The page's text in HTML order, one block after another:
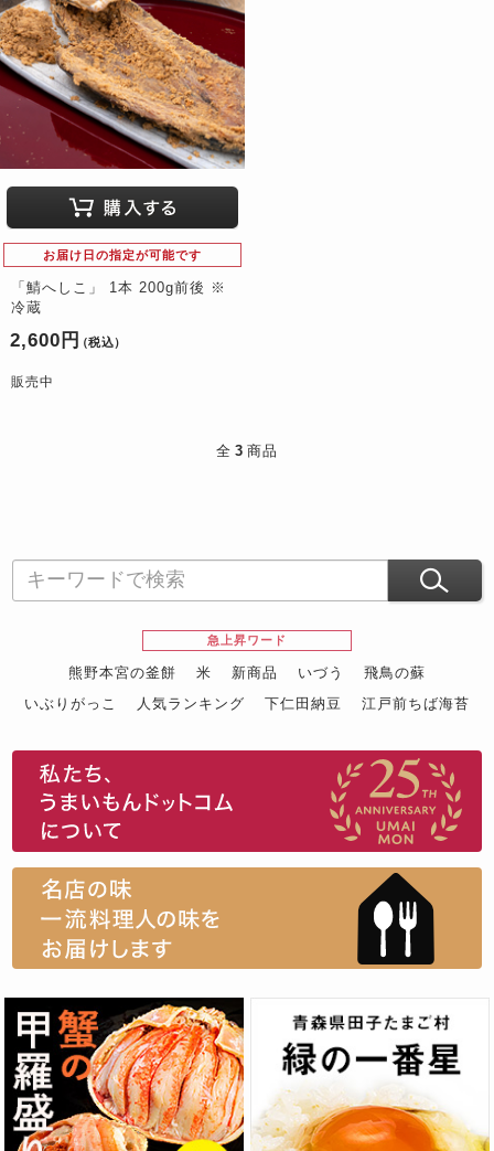
お届け日の指定が可能です
「鯖へしこ」 1本 200g前後 ※
冷蔵
2,600円 （税込）
販売中
全 3 商品
急上昇ワード
熊野本宮の釜餅 米 新商品 いづう
飛鳥の蘇
いぶりがっこ
人気ランキング 下仁田納豆
江戸前ちば海苔